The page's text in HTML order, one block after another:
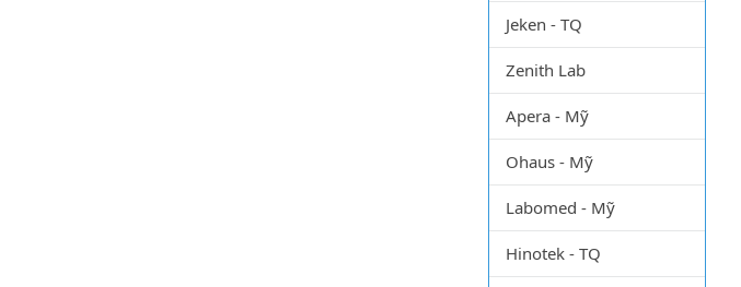
Jeken - TQ
Zenith Lab
Apera - Mỹ
Ohaus - Mỹ
Labomed - Mỹ
Hinotek - TQ